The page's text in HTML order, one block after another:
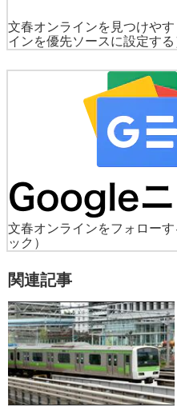
文春オンラインを見つけやす
インを優先ソースに設定する
文春オンラインをフォローす
ック）
関連記事